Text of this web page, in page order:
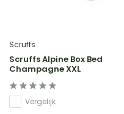
Scruffs
Scruffs Alpine Box Bed
Champagne XXL
Vergelijk